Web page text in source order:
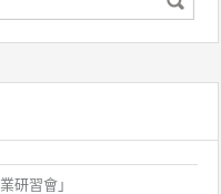
研習會」